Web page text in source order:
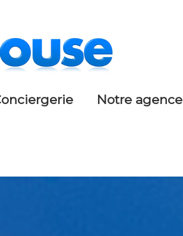
conciergerie notre agence